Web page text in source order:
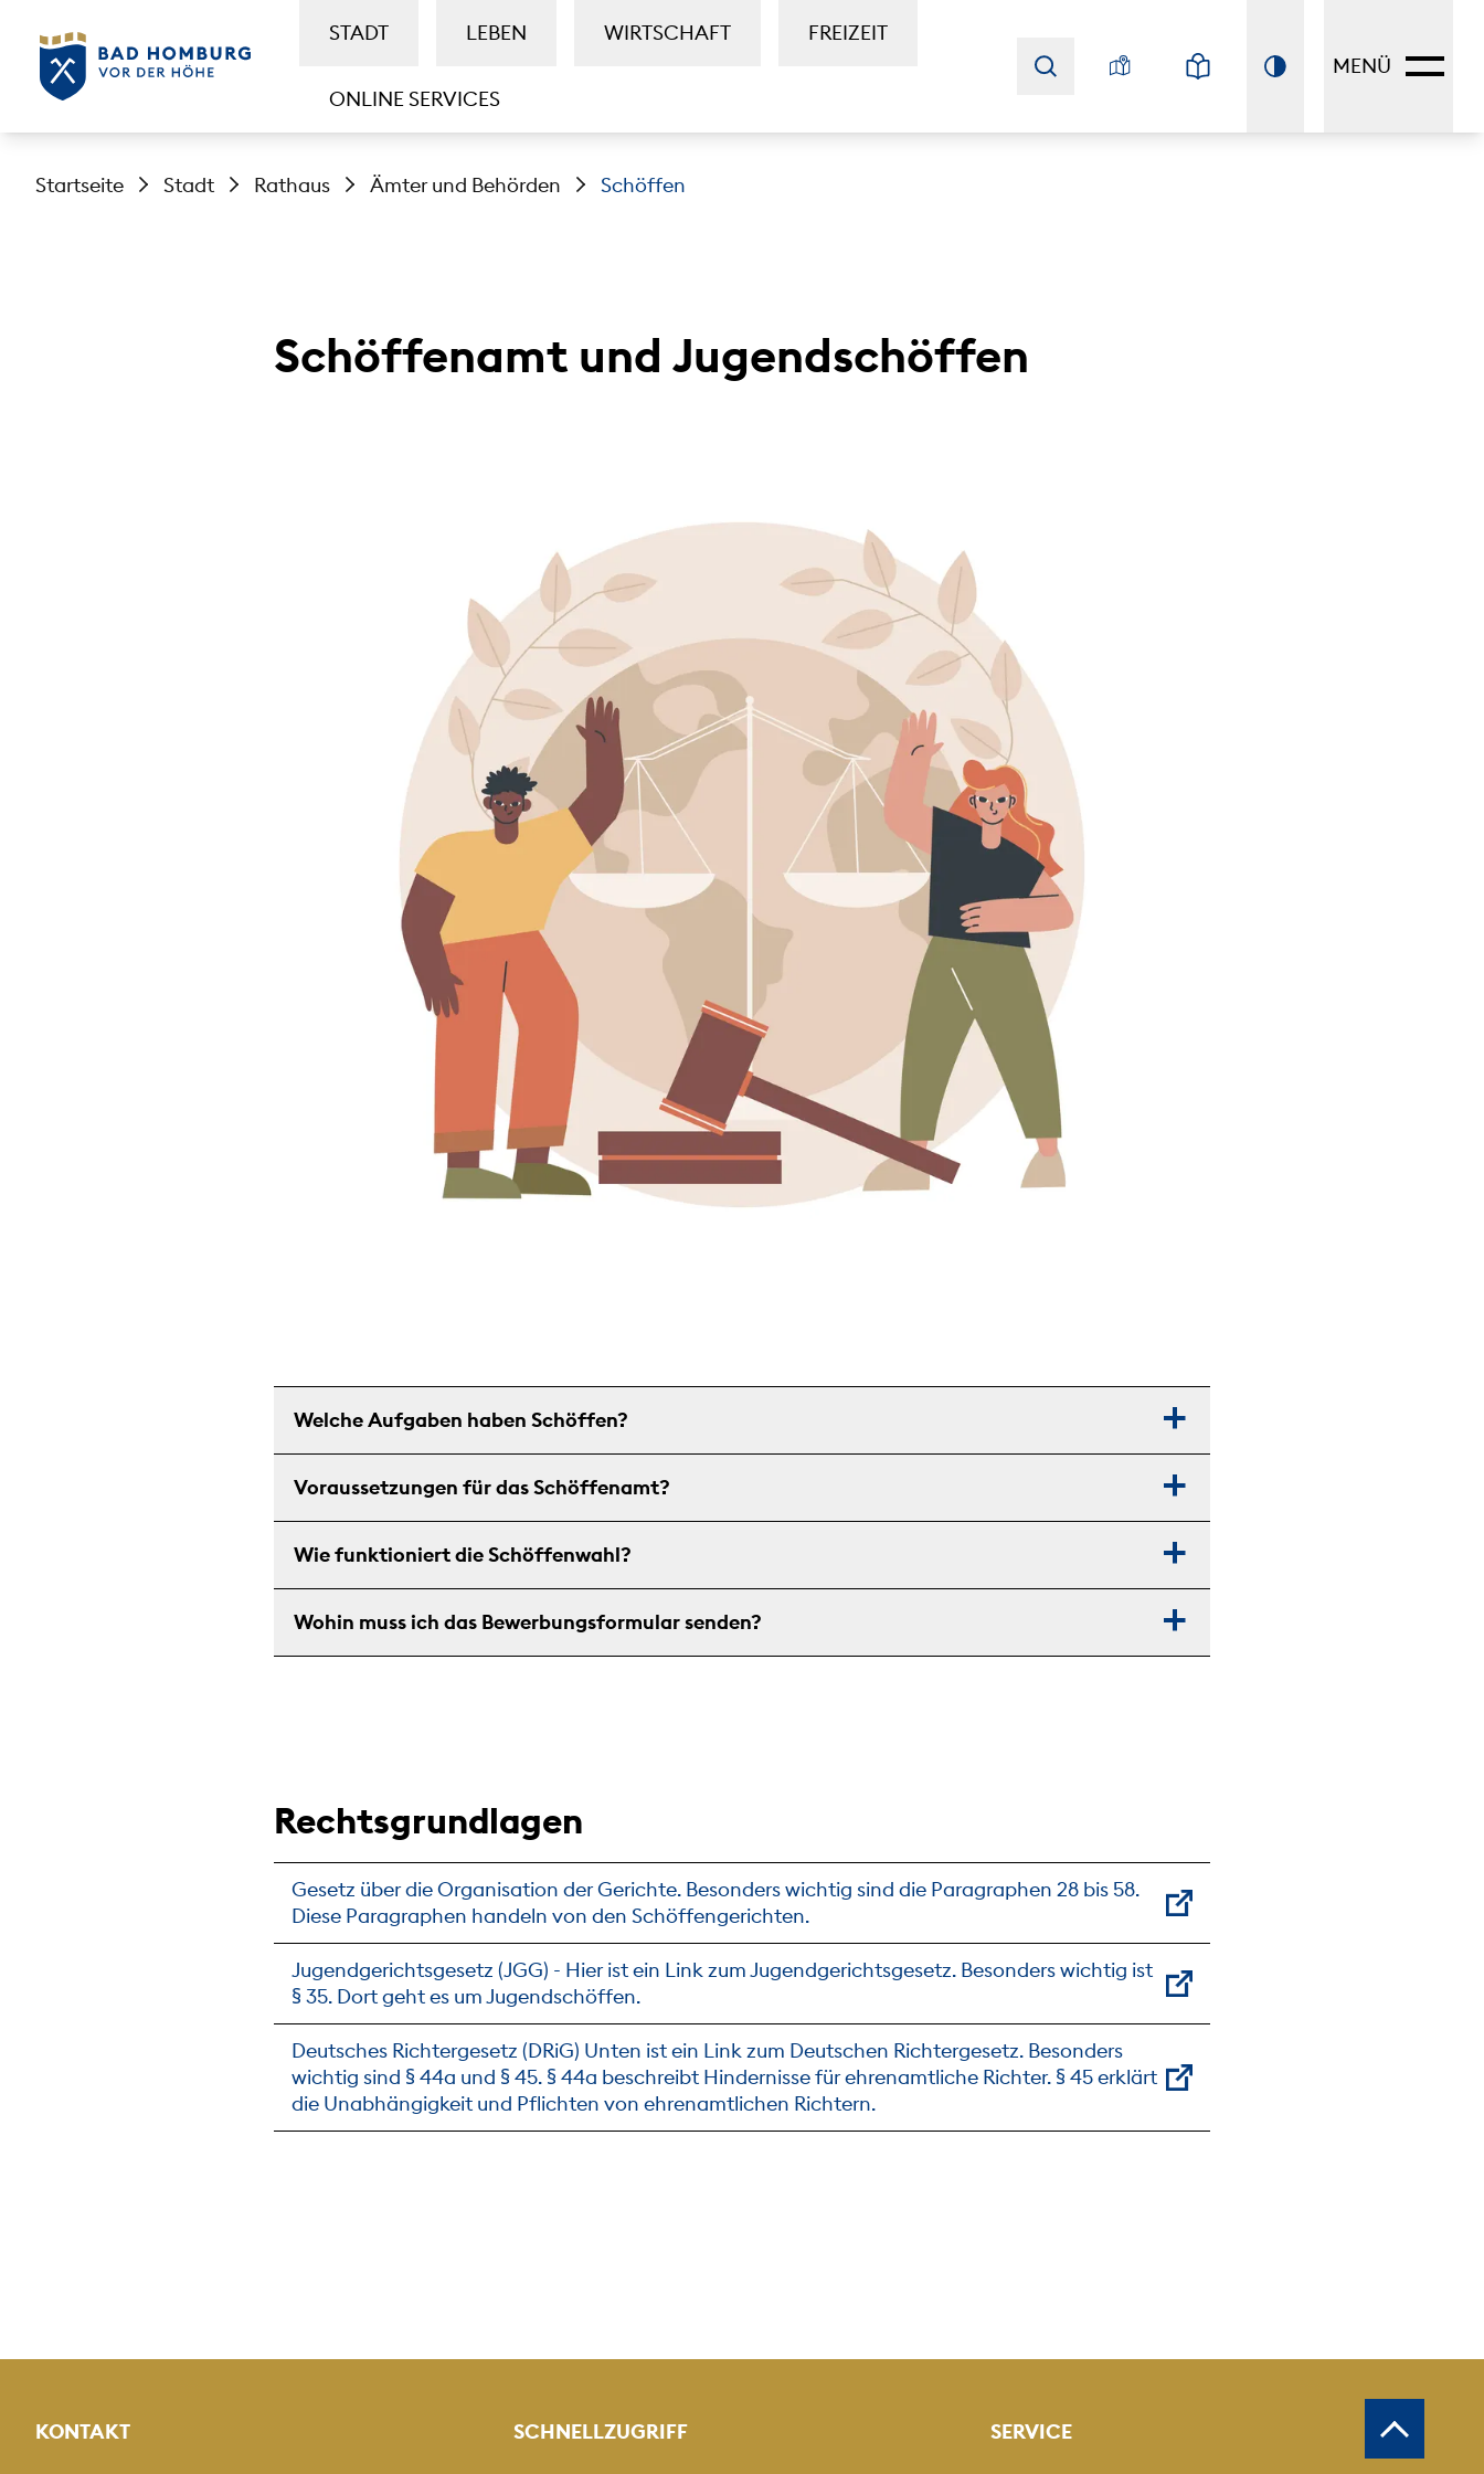
STADT LEBEN WIRTSCHAFT FREIZEIT
ONLINE SERVICES
MENÜ
Startseite Stadt Rathaus Ämter und Behörden Schöffen
Schöffenamt und Jugendschöffen
Welche Aufgaben haben Schöffen?
Voraussetzungen für das Schöffenamt?
Wie funktioniert die Schöffenwahl?
Wohin muss ich das Bewerbungsformular senden?
Rechtsgrundlagen
Gesetz über die Organisation der Gerichte. Besonders wichtig sind die Paragraphen 28 bis 58.
Diese Paragraphen handeln von den Schöffengerichten.
Jugendgerichtsgesetz (JGG) - Hier ist ein Link zum Jugendgerichtsgesetz. Besonders wichtig ist
§ 35. Dort geht es um Jugendschöffen.
Deutsches Richtergesetz (DRiG) Unten ist ein Link zum Deutschen Richtergesetz. Besonders
wichtig sind § 44a und § 45. § 44a beschreibt Hindernisse für ehrenamtliche Richter. § 45 erklärt
die Unabhängigkeit und Pflichten von ehrenamtlichen Richtern.
KONTAKT SCHNELLZUGRIFF SERVICE